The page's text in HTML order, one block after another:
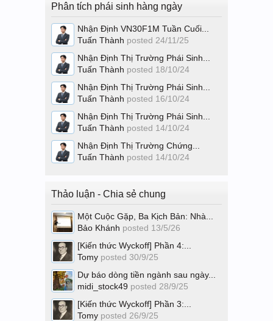
Phân tích phái sinh hàng ngày
Nhận Định VN30F1M Tuần Cuối...
Tuấn Thành posted 24/11/25
Nhận Định Thị Trường Phái Sinh...
Tuấn Thành posted 18/10/24
Nhận Định Thị Trường Phái Sinh...
Tuấn Thành posted 16/10/24
Nhận Định Thị Trường Phái Sinh...
Tuấn Thành posted 14/10/24
Nhận Định Thị Trường Chứng...
Tuấn Thành posted 14/10/24
Thảo luận - Chia sẻ chung
Một Cuộc Gặp, Ba Kịch Bản: Nhà...
Bảo Khánh posted 13/5/26
[Kiến thức Wyckoff] Phần 4:...
Tomy posted 30/9/25
Dự báo dòng tiền ngành sau ngày...
midi_stock49 posted 28/9/25
[Kiến thức Wyckoff] Phần 3:...
Tomy posted 26/9/25